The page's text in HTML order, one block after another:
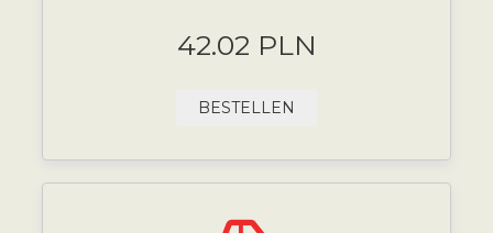
42.02 PLN
BESTELLEN